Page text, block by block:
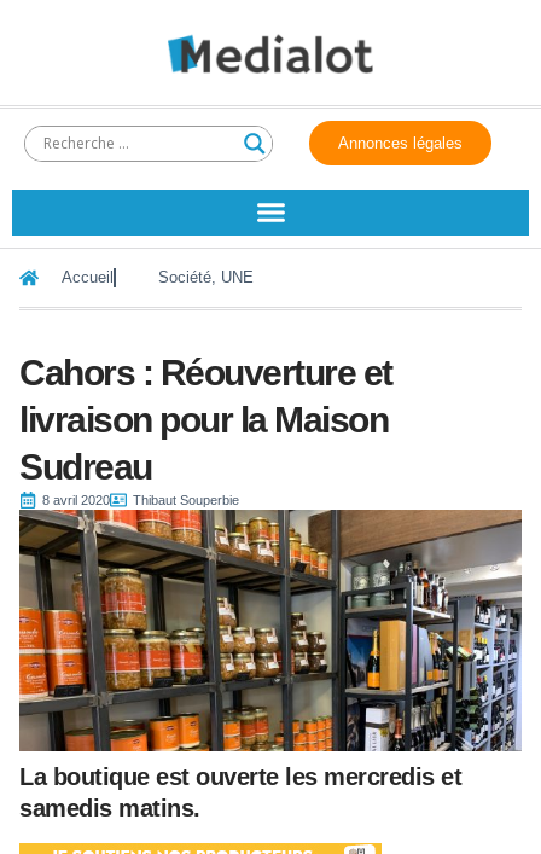
Annonces légales
Accueil Société, UNE
Cahors : Réouverture et
livraison pour la Maison
Sudreau
8 avril 2020 Thibaut Souperbie
La boutique est ouverte les mercredis et
samedis matins.